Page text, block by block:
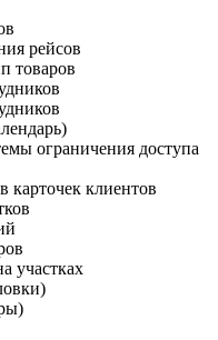
рейсов
товаров
ограничения доступа
клиентов